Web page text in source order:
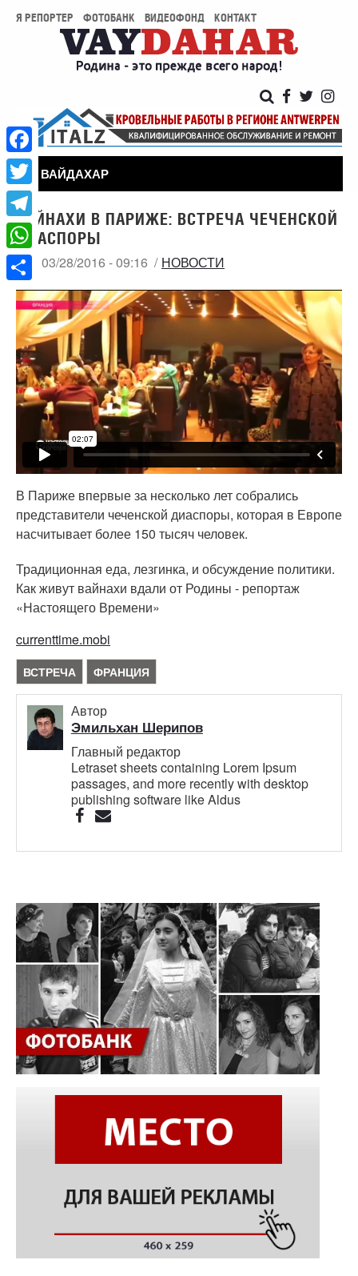
Я РЕПОРТЕР ФОТОБАНК ВИДЕОФОНД КОНТАКТ
ВАЙДАХАР
ВАЙНАХИ В ПАРИЖЕ: ВСТРЕЧА ЧЕЧЕНСКОЙ
ДИАСПОРЫ
ПН, 03/28/2016 - 09:16 НОВОСТИ
В Париже впервые за несколько лет собрались
представители чеченской диаспоры, которая в Европе
насчитывает более 150 тысяч человек.
Традиционная еда, лезгинка, и обсуждение политики.
Как живут вайнахи вдали от Родины - репортаж
«Настоящего Времени»
currenttime.mobi
ВСТРЕЧА ФРАНЦИЯ
Автор
Эмильхан Шерипов
Главный редактор
Letraset sheets containing Lorem Ipsum
passages, and more recently with desktop
publishing software like Aldus
Facebook
Twitter
Telegram
WhatsApp
Share